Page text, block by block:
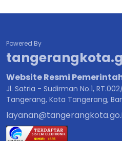
Powered By
Website Resmi
Jl. Satria - Sudirman No.1,
Tangerang, Kota Tangerang,